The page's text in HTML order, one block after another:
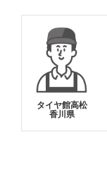
タイヤ館高松
香川県